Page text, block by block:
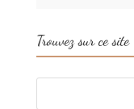
Trouvez sur ce site